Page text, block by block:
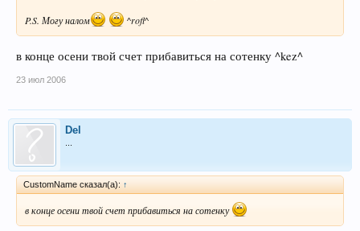
P.S. Могу налом ^rofl^
в конце осени твой счет прибавиться на сотенку ^kez^
23 июл 2006
Del
CustomName сказал(а): ↑
в конце осени твой счет прибавиться на сотенку